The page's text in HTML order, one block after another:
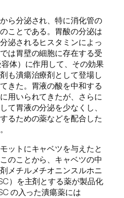
ら分泌され、特に消化管の
ことである。胃酸の分泌は
泌されるヒスタミンによっ
は胃壁の細胞に存在する受
体）に作用して、その効果
も潰瘍治療剤として登場し
きた。胃液の酸を中和する
用いられてきたが、さらに
て胃液の分泌を少なくし、
るための薬などを配合した
ットにキャベツを与えたと
のことから、キャベツの中
メチルメチオニンスルホニ
）を主剤とする薬が製品化
の入った潰瘍薬には